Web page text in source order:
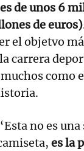
de unos 6
de euros)
el objetvo
carrera
como
no es
es la